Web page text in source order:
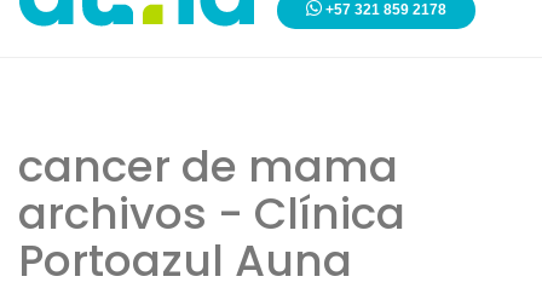
+57 321 859 2178
cancer de mama
archivos - Clínica
Portoazul Auna